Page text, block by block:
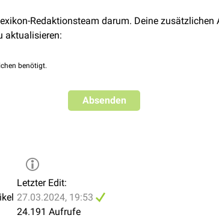
Redaktionsteam darum. Deine zusätzlichen
aktualisieren:
benötigt.
Absenden
Letzter Edit:
27.03.2024, 19:53
24.191 Aufrufe